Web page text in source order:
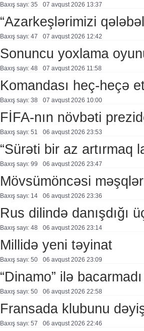
Baxış sayı: 35 07 avqust 2026 13:37
“Azarkeşlərimizi
Baxış sayı: 47 07 avqust 2026 12:42
Sonuncu yoxlama
Baxış sayı: 48 07 avqust 2026 11:58
Komandası heç-heçə
Baxış sayı: 38 07 avqust 2026 10:00
FİFA-nın növbəti
Baxış sayı: 51 06 avqust 2026 23:53
“Sürəti bir az artırmaq
Baxış sayı: 99 06 avqust 2026 23:47
Mövsümöncəsi
Baxış sayı: 14 06 avqust 2026 23:36
Rus dilində danışdığı
Baxış sayı: 48 06 avqust 2026 23:14
Millidə yeni təyinat
Baxış sayı: 50 06 avqust 2026 23:09
“Dinamo” ilə bacarmadı
Baxış sayı: 50 06 avqust 2026 22:58
Fransada klubunu
Baxış sayı: 57 06 avqust 2026 22:46